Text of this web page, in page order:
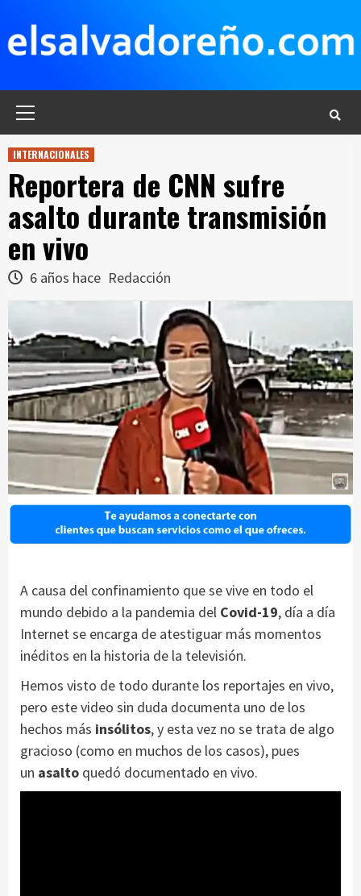
contenido
INTERNACIONALES
Reportera de CNN sufre
asalto durante transmisión
en vivo
6 años hace Redacción
A causa del confinamiento que se vive en todo el
mundo debido a la pandemia del Covid-19, día a día
Internet se encarga de atestiguar más momentos
inéditos en la historia de la televisión.
Hemos visto de todo durante los reportajes en vivo,
pero este video sin duda documenta uno de los
hechos más insólitos, y esta vez no se trata de algo
gracioso (como en muchos de los casos), pues
un asalto quedó documentado en vivo.